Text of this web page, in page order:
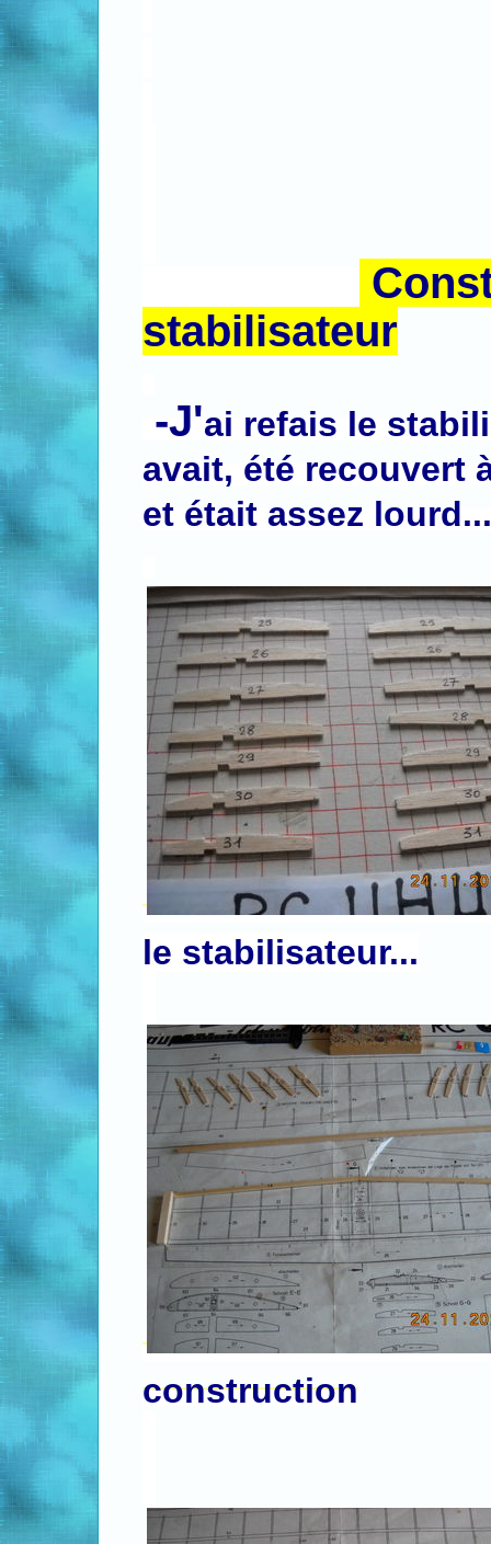
stabilisateur
-J'ai refais le
avait, été recouvert
et était assez lourd...
le stabilisateur...
construction